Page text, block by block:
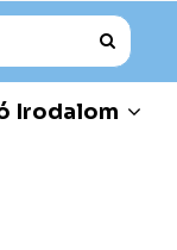
Irodalom